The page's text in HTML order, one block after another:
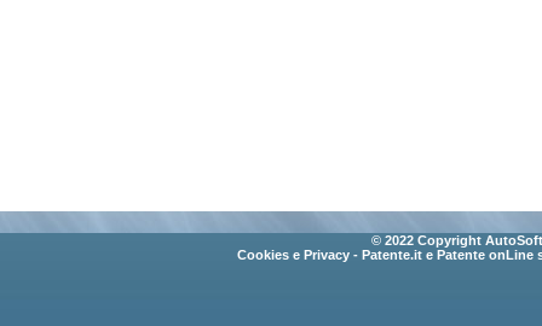
© 2022 Copyright
Cookies e Privacy - Patente.it e Patente onLine